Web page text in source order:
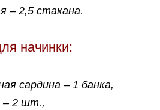
– 2,5 стакана.
начинки:
сардина – 1 банка,
– 2 шт.,